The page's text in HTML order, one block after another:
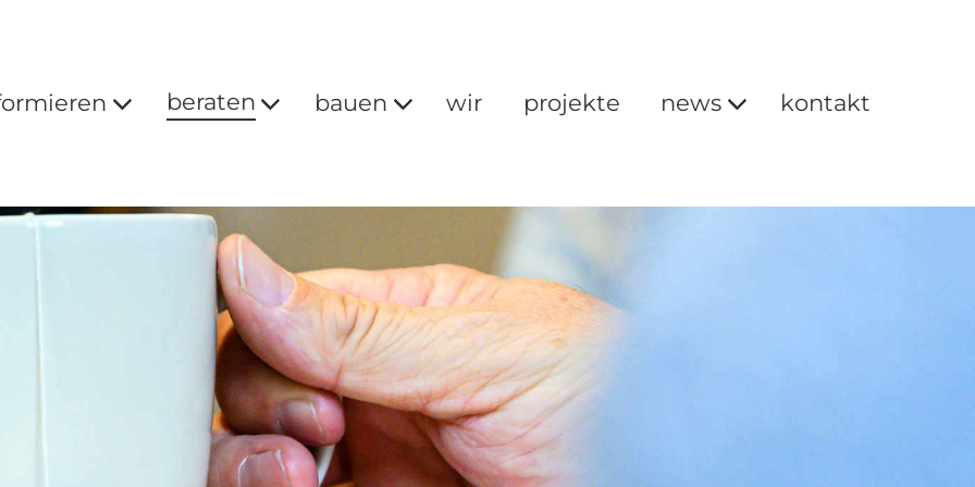
beraten bauen wir projekte news kontakt